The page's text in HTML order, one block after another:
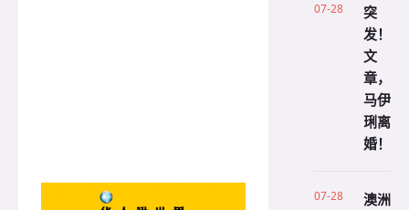
07-28
突
发！
文
章，
马伊
琍离
婚！
07-28
澳洲